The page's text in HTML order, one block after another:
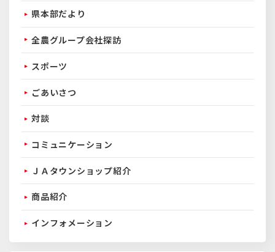
県本部だより
全農グループ会社探訪
スポーツ
ごあいさつ
対談
コミュニケーション
ＪＡタウンショップ紹介
商品紹介
インフォメーション